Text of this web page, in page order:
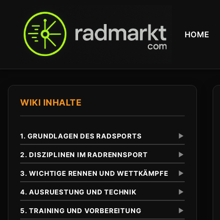
HOME
WIKI INHALTE
1. GRUNDLAGEN DES RADSPORTS ▼
Definition und Abgrenzung
Unterschied zu anderen Radsportarten
Anfaenge im 19. Jahrhundert
2. DISZIPLINEN IM RADRENNSPORT ▼
Eintagesrennen
Klassiker
3. WICHTIGE RENNEN UND WETTKÄMPFE ▼
Tour de France
4. AUSRUESTUNG UND TECHNIK ▼
5. TRAINING UND VORBEREITUNG ▼